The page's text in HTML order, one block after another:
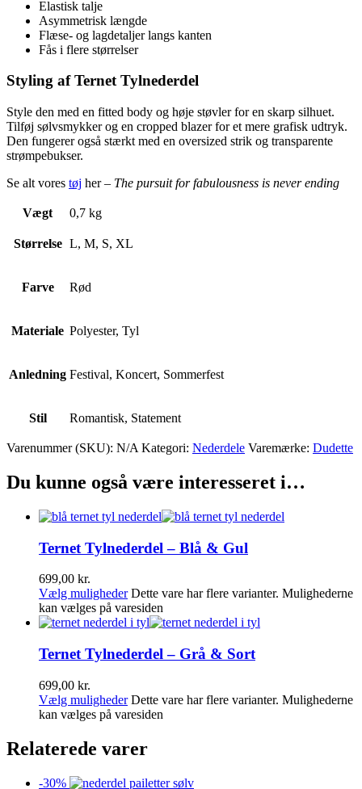
Elastisk talje
Asymmetrisk længde
Flæse- og lagdetaljer langs kanten
Fås i flere størrelser
Styling af Ternet Tylnederdel
Style den med en fitted body og høje støvler for en skarp silhuet.
Tilføj sølvsmykker og en cropped blazer for et mere grafisk udtryk.
Den fungerer også stærkt med en oversized strik og transparente
strømpebukser.
Se alt vores tøj her – The pursuit for fabulousness is never ending
Vægt 0,7 kg
Størrelse L, M, S, XL
Farve Rød
Materiale Polyester, Tyl
Anledning Festival, Koncert, Sommerfest
Stil Romantisk, Statement
Varenummer (SKU): N/A Kategori: Nederdele Varemærke: Dudette
Du kunne også være interesseret i…
Ternet Tylnederdel – Blå & Gul
699,00 kr.
Vælg muligheder Dette vare har flere varianter. Mulighederne
kan vælges på varesiden
Ternet Tylnederdel – Grå & Sort
699,00 kr.
Vælg muligheder Dette vare har flere varianter. Mulighederne
kan vælges på varesiden
Relaterede varer
-30%